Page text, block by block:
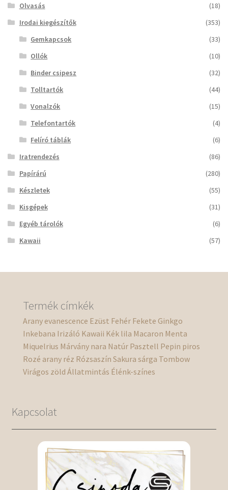
Olvasás
(18)
Irodai kiegészítők
(353)
Gemkapcsok
(33)
Ollók
(10)
Binder csipesz
(32)
Tolltartók
(44)
Vonalzók
(15)
Telefontartók
(4)
Felíró táblák
(6)
Iratrendezés
(86)
Papírárú
(280)
Készletek
(55)
Kisgépek
(31)
Egyéb tárolók
(6)
Kawaii
(57)
Termék címkék
Arany evanescence Ezüst Fehér Fekete Ginkgo
Inkebana Irizáló Kawaii Kék lila Macaron Menta
Miquelrius Márvány nara Natúr Pasztell Pepin piros
Rozé arany réz Rózsaszín Sakura sárga Tombow
Virágos zöld Állatmintás Élénk-színes
Kapcsolat